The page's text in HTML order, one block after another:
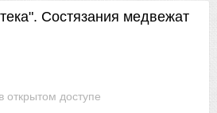
открытом доступе
Состязания медвежат